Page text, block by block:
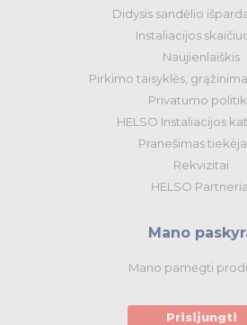
Didysis sandėlio
Instaliacijos
Naujienlaiškis
Pirkimo taisyklės,
Privatumo
HELSO Instaliacijos
Pranešimas
Rekvizitai
HELSO
Mano
Mano pamėgti
Prisijungti